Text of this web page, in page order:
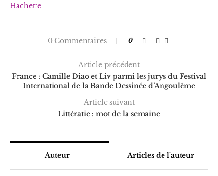
Hachette
0 Commentaires 0
Article précédent
France : Camille Diao et Liv parmi les jurys du Festival
International de la Bande Dessinée d’Angoulême
Article suivant
Littératie : mot de la semaine
Auteur Articles de l'auteur